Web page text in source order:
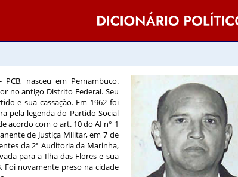
nasceu em Pernambuco.
no antigo Distrito Federal. Seu
e sua cassação. Em 1962 foi
pela legenda do Partido Social
acordo com o art. 10 do AI n° 1
de Justiça Militar, em 7 de
da 2ª Auditoria da Marinha,
para a Ilha das Flores e sua
Foi novamente preso na cidade